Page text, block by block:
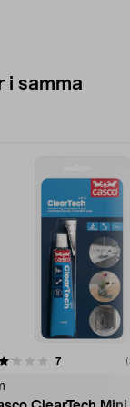
i samma
7recensioner